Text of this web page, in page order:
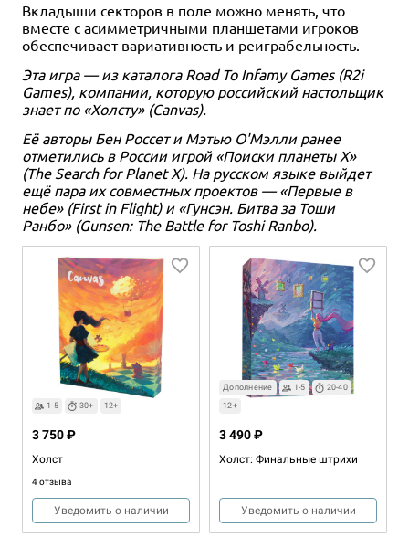
Вкладыши секторов в поле можно менять, что
вместе с асимметричными планшетами игроков
обеспечивает вариативность и реиграбельность.
Эта игра — из каталога Road To Infamy Games (R2i
Games), компании, которую российский настольщик
знает по «Холсту» (Canvas).
Её авторы Бен Россет и Мэтью О'Мэлли ранее
отметились в России игрой «Поиски планеты X»
(The Search for Planet X). На русском языке выйдет
ещё пара их совместных проектов — «Первые в
небе» (First in Flight) и «Гунсэн. Битва за Тоши
Ранбо» (Gunsen: The Battle for Toshi Ranbo).
1-5 30+ 12+
Холст
4 отзыва
3 750 ₽
Уведомить о наличии
Дополнение 1-5
20-40
12+
Холст: Финальные штрихи
3 490 ₽
Уведомить о наличии